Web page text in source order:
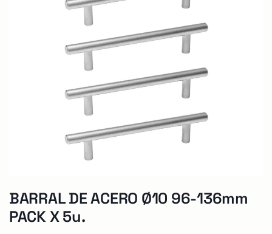
BARRAL DE ACERO Ø10 96-136mm
PACK X 5u.